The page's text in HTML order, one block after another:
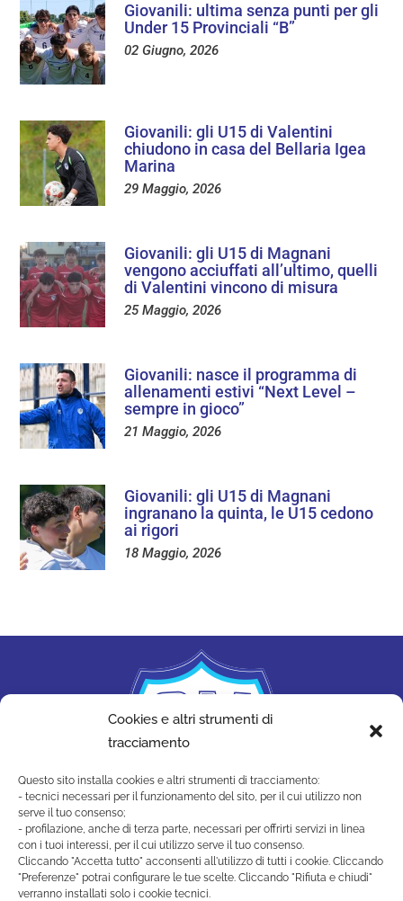
Cookies e altri strumenti di
tracciamento
Questo sito installa cookies e altri strumenti di tracciamento:
- tecnici necessari per il funzionamento del sito, per il cui utilizzo non
serve il tuo consenso;
- profilazione, anche di terza parte, necessari per offrirti servizi in linea
con i tuoi interessi, per il cui utilizzo serve il tuo consenso.
Cliccando "Accetta tutto" acconsenti all'utilizzo di tutti i cookie. Cliccando
"Preferenze" potrai configurare le tue scelte. Cliccando "Rifiuta e chiudi"
verranno installati solo i cookie tecnici.
Giovanili: ultima senza punti per gli
Under 15 Provinciali “B”
02 Giugno, 2026
Giovanili: gli U15 di Valentini
chiudono in casa del Bellaria Igea
Marina
29 Maggio, 2026
Giovanili: gli U15 di Magnani
vengono acciuffati all’ultimo, quelli
di Valentini vincono di misura
25 Maggio, 2026
Giovanili: nasce il programma di
allenamenti estivi “Next Level –
sempre in gioco”
21 Maggio, 2026
Giovanili: gli U15 di Magnani
ingranano la quinta, le U15 cedono
ai rigori
18 Maggio, 2026
SAN MARINO ACADEMY